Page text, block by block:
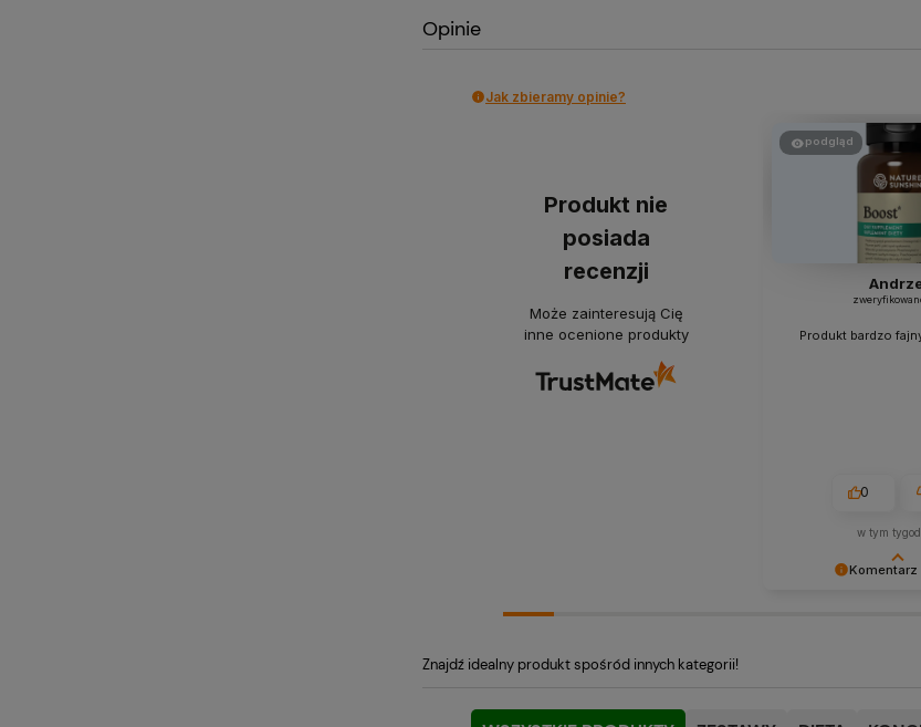
Opinie
Jak zbieramy opinie?
Produkt nie
posiada
recenzji
Może zainteresują Cię
inne ocenione produkty
Komentarz
podgląd
Produkt bardzo
0
w tym
Znajdź idealny produkt spośród innych kategorii!